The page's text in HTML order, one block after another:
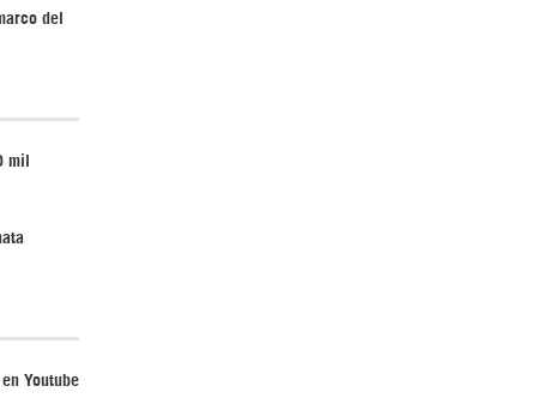
del
mil
Youtube